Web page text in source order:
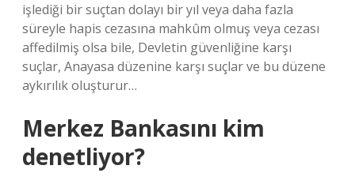
işlediği bir suçtan dolayı bir yıl veya daha fazla
süreyle hapis cezasına mahkûm olmuş veya cezası
affedilmiş olsa bile, Devletin güvenliğine karşı
suçlar, Anayasa düzenine karşı suçlar ve bu düzene
aykırılık oluşturur…
Merkez Bankasını kim
denetliyor?